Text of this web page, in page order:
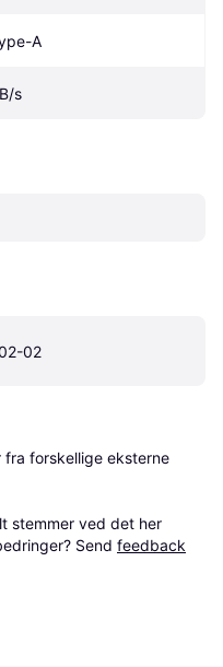
A
s
02
forskellige eksterne
stemmer ved det her
Send feedback